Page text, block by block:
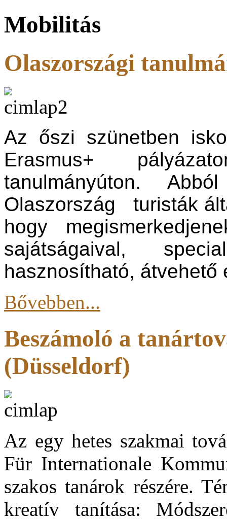
Mobilitás
Olaszországi
Az őszi szünetben
Erasmus+
tanulmányúton.
Olaszország turisták
hogy
sajátságaival,
hasznosítható, átvehető
Bővebben...
Beszámoló a
(Düsseldorf)
Az egy hetes szakmai
Für Internationale
szakos tanárok részére.
kreatív tanítása: